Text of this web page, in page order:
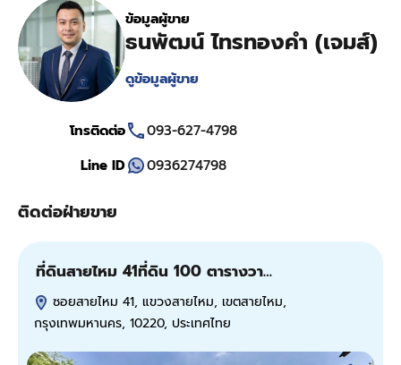
ข้อมูลผู้ขาย
ธนพัฒน์ ไทรทองคำ (เจมส์)
ดูข้อมูลผู้ขาย
โทรติดต่อ
093-627-4798
Line ID
0936274798
ติดต่อฝ่ายขาย
ที่ดินสายไหม 41ที่ดิน 100 ตารางวา…
ซอยสายไหม 41, แขวงสายไหม, เขตสายไหม,
กรุงเทพมหานคร, 10220, ประเทศไทย